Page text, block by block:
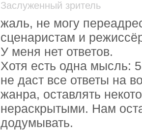
Заслуженный зритель
жаль, не могу
сценаристам и
У меня нет ответов.
Хотя есть одна мысль:
не даст все ответы на
жанра, оставлять
нераскрытыми. Нам
додумывать.